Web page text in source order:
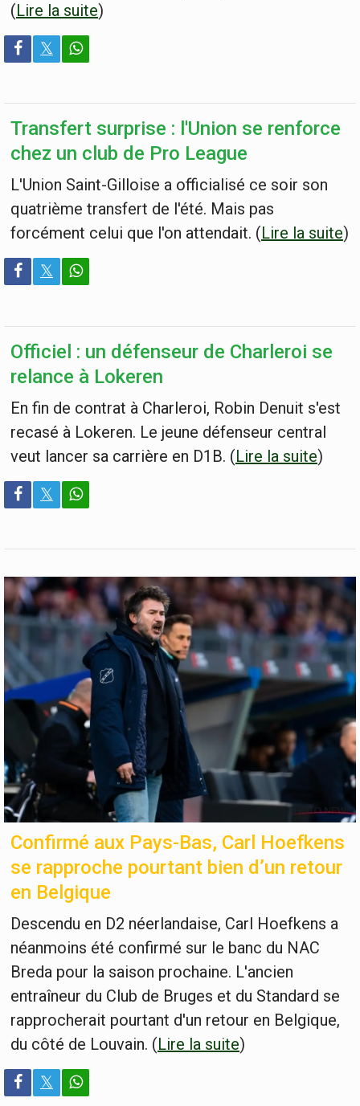
(Lire la suite)
𝕏
Transfert surprise : l'Union se renforce
chez un club de Pro League
L'Union Saint-Gilloise a officialisé ce soir son
quatrième transfert de l'été. Mais pas
forcément celui que l'on attendait. (Lire la suite)
𝕏
Officiel : un défenseur de Charleroi se
relance à Lokeren
En fin de contrat à Charleroi, Robin Denuit s'est
recasé à Lokeren. Le jeune défenseur central
veut lancer sa carrière en D1B. (Lire la suite)
𝕏
Confirmé aux Pays-Bas, Carl Hoefkens
se rapproche pourtant bien d’un retour
en Belgique
Descendu en D2 néerlandaise, Carl Hoefkens a
néanmoins été confirmé sur le banc du NAC
Breda pour la saison prochaine. L'ancien
entraîneur du Club de Bruges et du Standard se
rapprocherait pourtant d'un retour en Belgique,
du côté de Louvain. (Lire la suite)
𝕏